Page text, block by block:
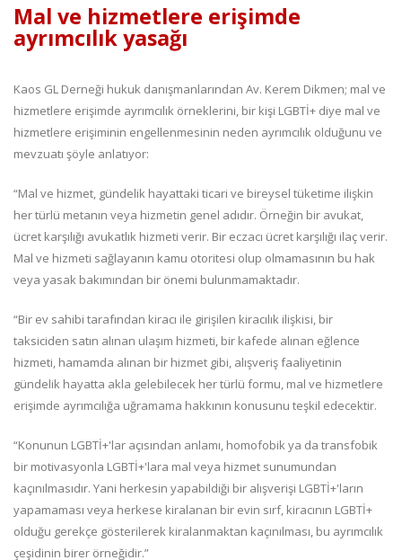
Mal ve hizmetlere erişimde
ayrımcılık yasağı
Kaos GL Derneği hukuk danışmanlarından Av. Kerem Dikmen; mal ve
hizmetlere erişimde ayrımcılık örneklerini, bir kişi LGBTİ+ diye mal ve
hizmetlere erişiminin engellenmesinin neden ayrımcılık olduğunu ve
mevzuatı şöyle anlatıyor:
“Mal ve hizmet, gündelik hayattaki ticari ve bireysel tüketime ilişkin
her türlü metanın veya hizmetin genel adıdır. Örneğin bir avukat,
ücret karşılığı avukatlık hizmeti verir. Bir eczacı ücret karşılığı ilaç verir.
Mal ve hizmeti sağlayanın kamu otoritesi olup olmamasının bu hak
veya yasak bakımından bir önemi bulunmamaktadır.
“Bir ev sahibi tarafından kiracı ile girişilen kiracılık ilişkisi, bir
taksiciden satın alınan ulaşım hizmeti, bir kafede alınan eğlence
hizmeti, hamamda alınan bir hizmet gibi, alışveriş faaliyetinin
gündelik hayatta akla gelebilecek her türlü formu, mal ve hizmetlere
erişimde ayrımcılığa uğramama hakkının konusunu teşkil edecektir.
“Konunun LGBTİ+'lar açısından anlamı, homofobik ya da transfobik
bir motivasyonla LGBTİ+'lara mal veya hizmet sunumundan
kaçınılmasıdır. Yani herkesin yapabildiği bir alışverişi LGBTİ+'ların
yapamaması veya herkese kiralanan bir evin sırf, kiracının LGBTİ+
olduğu gerekçe gösterilerek kiralanmaktan kaçınılması, bu ayrımcılık
çeşidinin birer örneğidir.”